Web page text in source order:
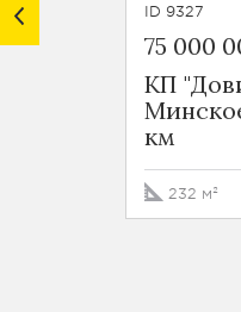
ID 9327
75 000
КП
км
232 м²